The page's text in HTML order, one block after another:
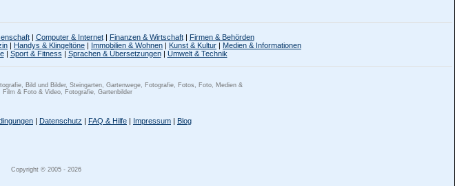
| Computer & Internet| Finanzen & Wirtschaft| Firmen & Behörden
| Handys & Klingeltöne | Immobilien & Wohnen | Kunst & Kultur | Medien & Informationen
| Sport & Fitness | Sprachen & Übersetzungen| Umwelt & Technik
Bild und Bilder, Steingarten, Gartenwege, Fotografie, Fotos, Foto, Medien &
Film & Foto & Video, Fotografie, Gartenbilder
| Datenschutz | FAQ & Hilfe | Impressum | Blog
Copyright © 2005 - 2026